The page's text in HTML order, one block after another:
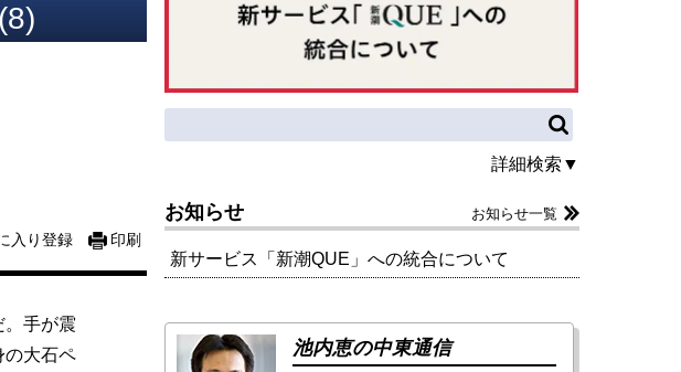
入り登録 印刷
手が震
大石ペ
詳細検索▼
お知らせ お知らせ一覧
新サービス「新潮QUE」への統合について
池内恵の中東通信